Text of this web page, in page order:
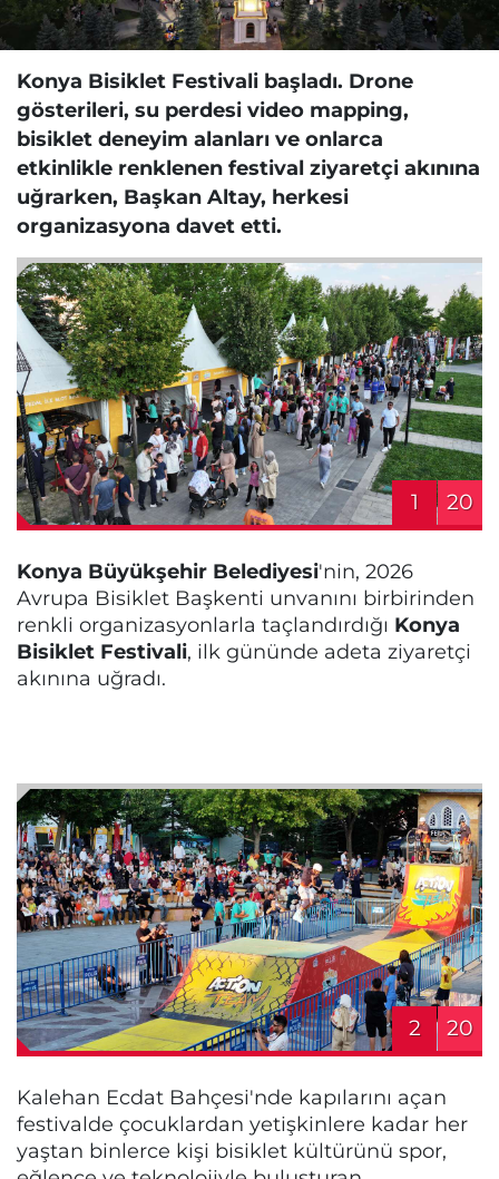
Konya Bisiklet Festivali başladı. Drone
gösterileri, su perdesi video mapping,
bisiklet deneyim alanları ve onlarca
etkinlikle renklenen festival ziyaretçi akınına
uğrarken, Başkan Altay, herkesi
organizasyona davet etti.
1 20
Konya Büyükşehir Belediyesi'nin, 2026
Avrupa Bisiklet Başkenti unvanını birbirinden
renkli organizasyonlarla taçlandırdığı Konya
Bisiklet Festivali, ilk gününde adeta ziyaretçi
akınına uğradı.
2 20
Kalehan Ecdat Bahçesi'nde kapılarını açan
festivalde çocuklardan yetişkinlere kadar her
yaştan binlerce kişi bisiklet kültürünü spor,